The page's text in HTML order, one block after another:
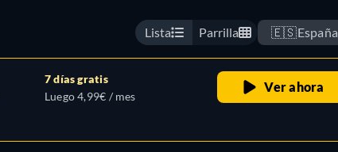
Lista Parrilla 🇪🇸España
7 días gratis
Luego 4,99€ / mes
Ver ahora